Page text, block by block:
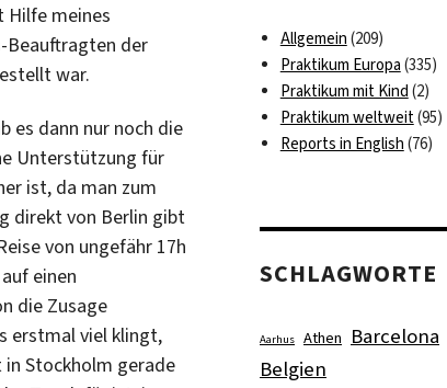
Hilfe meines
Beauftragten der
war.
es dann nur noch die
Unterstützung für
ist, da man zum
direkt von Berlin gibt
von ungefähr 17h
einen
die Zusage
erstmal viel klingt,
in Stockholm gerade
Allgemein (209)
Praktikum Europa (335)
Praktikum mit Kind (2)
Praktikum weltweit(95)
Reports in English (76)
SCHLAGWORTE
Aarhus Athen Barcelona
Belgien